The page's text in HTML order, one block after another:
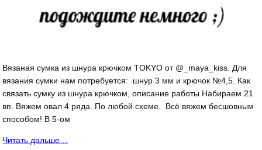
Вязаная сумка из шнура крючком TOKYO от @_maya_kiss. Для
вязания сумки нам потребуется: шнур 3 мм и крючок №4,5. Как
связать сумку из шнура крючком, описание работы Набираем 21
вп. Вяжем овал 4 ряда. По любой схеме. Всё вяжем бесшовным
способом! В 5-ом
Читать дальше…